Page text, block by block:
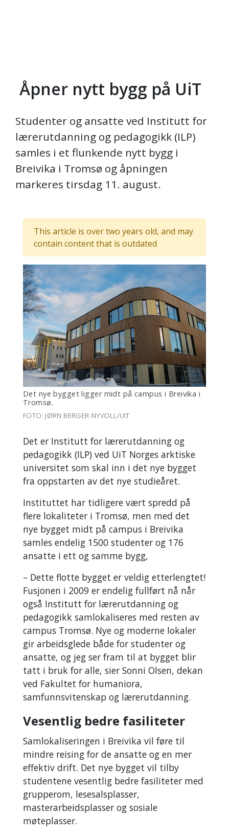
Skip to main content
Åpner nytt bygg på UiT
Studenter og ansatte ved Institutt for
lærerutdanning og pedagogikk (ILP)
samles i et flunkende nytt bygg i
Breivika i Tromsø og åpningen
markeres tirsdag 11. august.
This article is over two years old, and may
contain content that is outdated
Det nye bygget ligger midt på campus i Breivika i
Tromsø.
FOTO: JØRN BERGER-NYVOLL/UIT
Det er Institutt for lærerutdanning og
pedagogikk (ILP) ved UiT Norges arktiske
universitet som skal inn i det nye bygget
fra oppstarten av det nye studieåret.
Instituttet har tidligere vært spredd på
flere lokaliteter i Tromsø, men med det
nye bygget midt på campus i Breivika
samles endelig 1500 studenter og 176
ansatte i ett og samme bygg,
– Dette flotte bygget er veldig etterlengtet!
Fusjonen i 2009 er endelig fullført nå når
også Institutt for lærerutdanning og
pedagogikk samlokaliseres med resten av
campus Tromsø. Nye og moderne lokaler
gir arbeidsglede både for studenter og
ansatte, og jeg ser fram til at bygget blir
tatt i bruk for alle, sier Sonni Olsen, dekan
ved Fakultet for humaniora,
samfunnsvitenskap og lærerutdanning.
Vesentlig bedre fasiliteter
Samlokaliseringen i Breivika vil føre til
mindre reising for de ansatte og en mer
effektiv drift. Det nye bygget vil tilby
studentene vesentlig bedre fasiliteter med
grupperom, lesesalsplasser,
masterarbeidsplasser og sosiale
møteplasser.